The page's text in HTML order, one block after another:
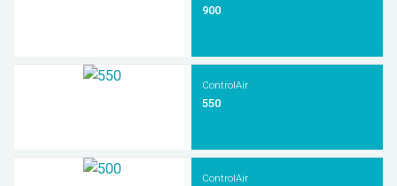
900
ControlAir
550
ControlAir